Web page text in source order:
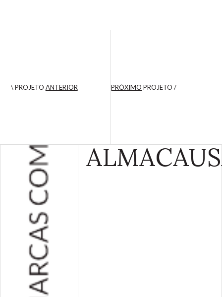
\ PROJETO ANTERIOR PRÓXIMO PROJETO /
ALMA